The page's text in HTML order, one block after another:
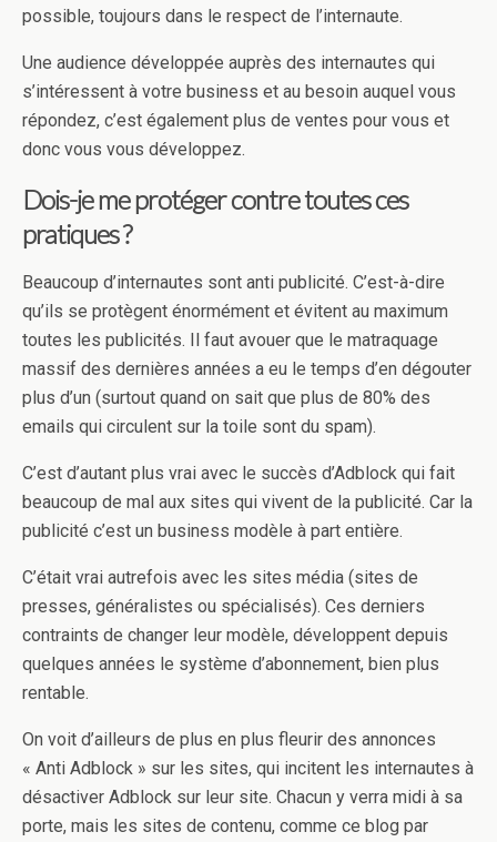
possible, toujours dans le respect de l’internaute.
Une audience développée auprès des internautes qui
s’intéressent à votre business et au besoin auquel vous
répondez, c’est également plus de ventes pour vous et
donc vous vous développez.
Dois-je me protéger contre toutes ces
pratiques ?
Beaucoup d’internautes sont anti publicité. C’est-à-dire
qu’ils se protègent énormément et évitent au maximum
toutes les publicités. Il faut avouer que le matraquage
massif des dernières années a eu le temps d’en dégouter
plus d’un (surtout quand on sait que plus de 80% des
emails qui circulent sur la toile sont du spam).
C’est d’autant plus vrai avec le succès d’Adblock qui fait
beaucoup de mal aux sites qui vivent de la publicité. Car la
publicité c’est un business modèle à part entière.
C’était vrai autrefois avec les sites média (sites de
presses, généralistes ou spécialisés). Ces derniers
contraints de changer leur modèle, développent depuis
quelques années le système d’abonnement, bien plus
rentable.
On voit d’ailleurs de plus en plus fleurir des annonces
« Anti Adblock » sur les sites, qui incitent les internautes à
désactiver Adblock sur leur site. Chacun y verra midi à sa
porte, mais les sites de contenu, comme ce blog par